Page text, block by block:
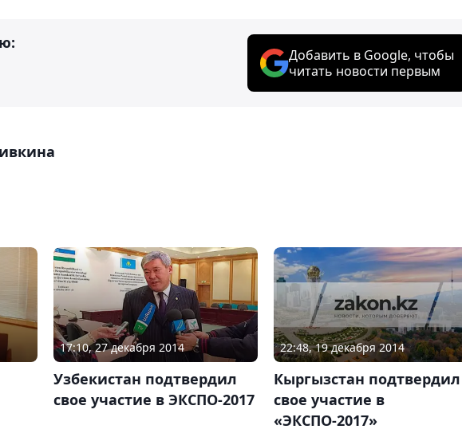
Добавить в Google, чтобы
читать новости первым
17:10, 27 декабря 2014
Узбекистан подтвердил
свое участие в ЭКСПО-2017
22:48, 19 декабря 2014
Кыргызстан подтвердил
свое участие в
«ЭКСПО-2017»